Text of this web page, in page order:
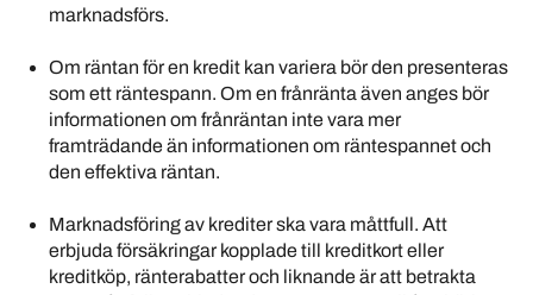
marknadsförs.
Om räntan för en kredit kan variera bör den presenteras
som ett räntespann. Om en frånränta även anges bör
informationen om frånräntan inte vara mer
framträdande än informationen om räntespannet och
den effektiva räntan.
Marknadsföring av krediter ska vara måttfull. Att
erbjuda försäkringar kopplade till kreditkort eller
kreditköp, ränterabatter och liknande är att betrakta